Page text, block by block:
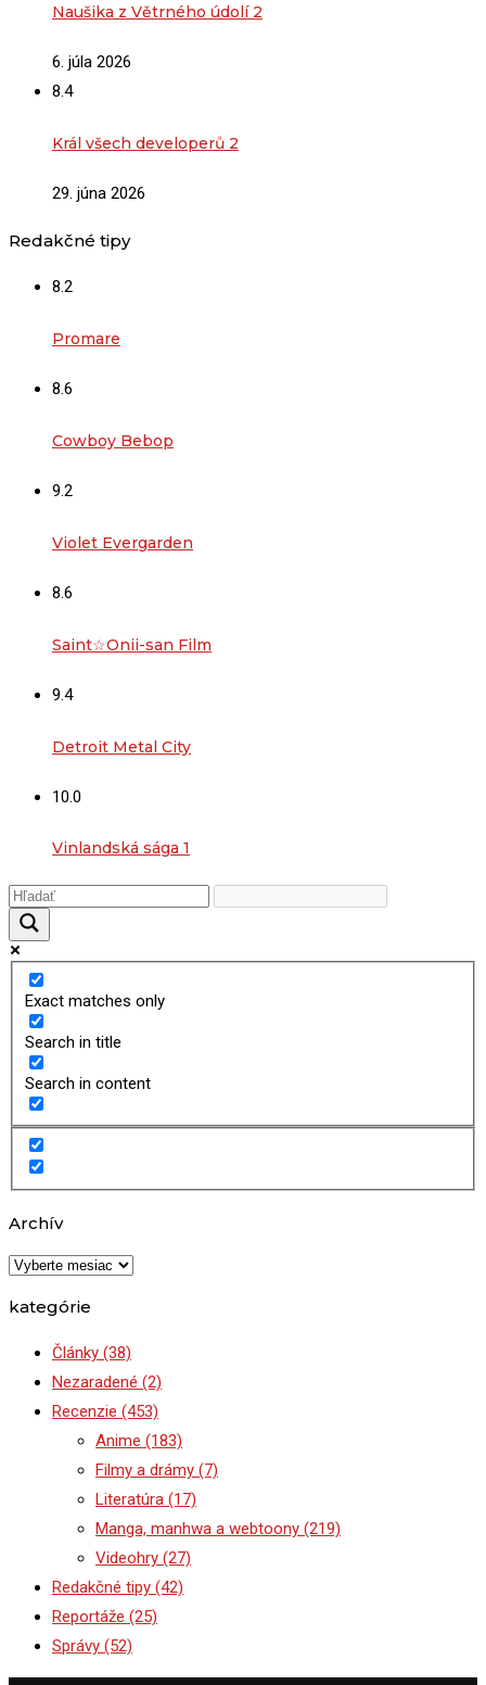
Naušika z Větrného údolí 2
6. júla 2026
8.4
Král všech developerů 2
29. júna 2026
Redakčné tipy
8.2
Promare
8.6
Cowboy Bebop
9.2
Violet Evergarden
8.6
Saint☆Onii-san Film
9.4
Detroit Metal City
10.0
Vinlandská sága 1
Exact matches only
Search in title
Search in content
Archív
Archív
kategórie
Články (38)
Nezaradené (2)
Recenzie (453)
Anime (183)
Filmy a drámy (7)
Literatúra (17)
Manga, manhwa a webtoony (219)
Videohry (27)
Redakčné tipy (42)
Reportáže (25)
Správy (52)